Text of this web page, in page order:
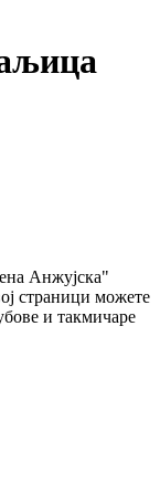
Анжујска"
страници можете
и такмичаре